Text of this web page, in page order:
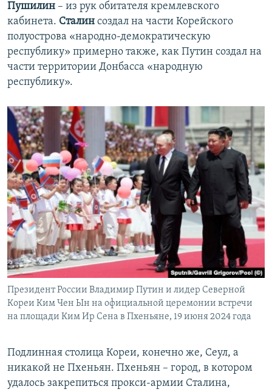
Пушилин – из рук обитателя кремлевского
кабинета. Сталин создал на части Корейского
полуострова «народно-демократическую
республику» примерно также, как Путин создал на
части территории Донбасса «народную
республику».
Президент России Владимир Путин и лидер Северной
Кореи Ким Чен Ын на официальной церемонии встречи
на площади Ким Ир Сена в Пхеньяне, 19 июня 2024 года
Подлинная столица Кореи, конечно же, Сеул, а
никакой не Пхеньян. Пхеньян – город, в котором
удалось закрепиться прокси-армии Сталина,